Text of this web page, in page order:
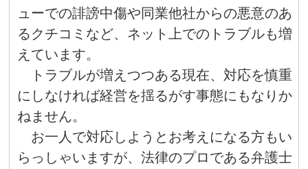
ューでの誹謗中傷や同業他社からの悪意のあ
るクチコミなど、ネット上でのトラブルも増
えています。
トラブルが増えつつある現在、対応を慎重
にしなければ経営を揺るがす事態にもなりか
ねません。
お一人で対応しようとお考えになる方もい
らっしゃいますが、法律のプロである弁護士